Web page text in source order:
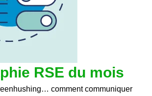
RSE du mois
comment communiquer